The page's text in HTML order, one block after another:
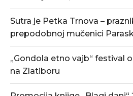
Sutra je Petka Trnova –
prepodobnoj mučenici
„Gondola etno vajb“ festival
na Zlatiboru